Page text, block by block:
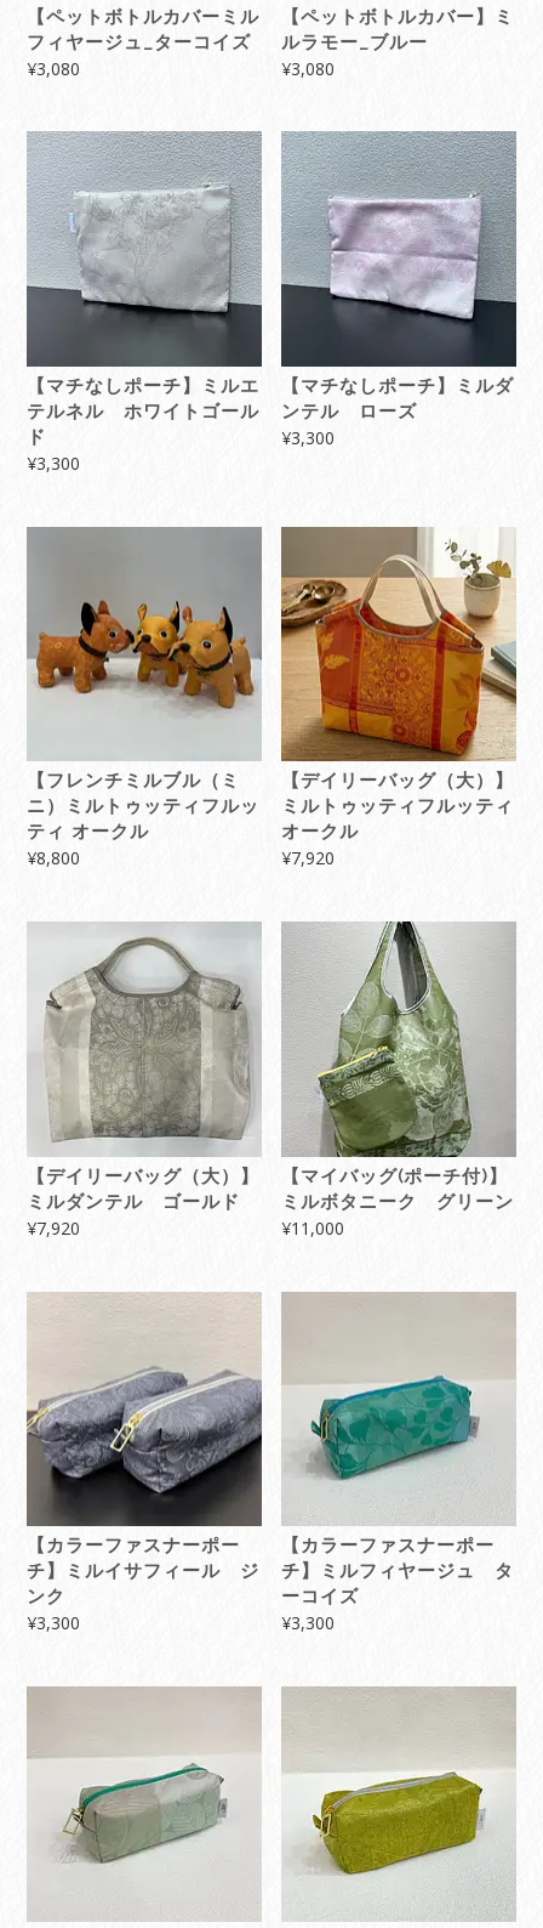
【ペットボトルカバーミル
フィヤージュ_ターコイズ
¥3,080
【ペットボトルカバー】ミ
ルラモー_ブルー
¥3,080
【マチなしポーチ】ミルエ
テルネル ホワイトゴール
ド
¥3,300
【マチなしポーチ】ミルダ
ンテル ローズ
¥3,300
【フレンチミルブル（ミ
ニ）ミルトゥッティフルッ
ティ オークル
¥8,800
【デイリーバッグ（大）】
ミルトゥッティフルッティ
オークル
¥7,920
【デイリーバッグ（大）】
ミルダンテル ゴールド
¥7,920
【マイバッグ(ポーチ付)】
ミルボタニーク グリーン
¥11,000
【カラーファスナーポー
チ】ミルイサフィール ジ
ンク
¥3,300
【カラーファスナーポー
チ】ミルフィヤージュ タ
ーコイズ
¥3,300